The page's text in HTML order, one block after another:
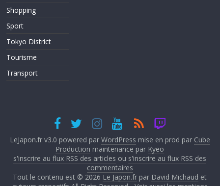
Shopping
Sport
Tokyo District
Tourisme
Transport
LeJapon.fr v3.0 powered par WordPress mise en prod par Cube
Production maintenance par Kyeo
s'inscrire au flux RSS des articles ou s'inscrire au flux RSS des
commentaires
Tout le contenu est © 2026 Le Japon.fr par David Michaud et